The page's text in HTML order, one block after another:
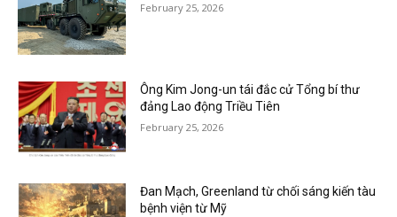
February 25, 2026
Ông Kim Jong-un tái đắc cử Tổng bí thư
đảng Lao động Triều Tiên
February 25, 2026
Đan Mạch, Greenland từ chối sáng kiến tàu
bệnh viện từ Mỹ